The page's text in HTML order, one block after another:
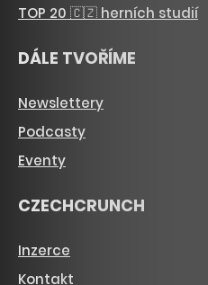
TOP 20 🇨🇿 herních studií
DÁLE TVOŘÍME
Newslettery
Podcasty
Eventy
CZECHCRUNCH
Inzerce
Kontakt